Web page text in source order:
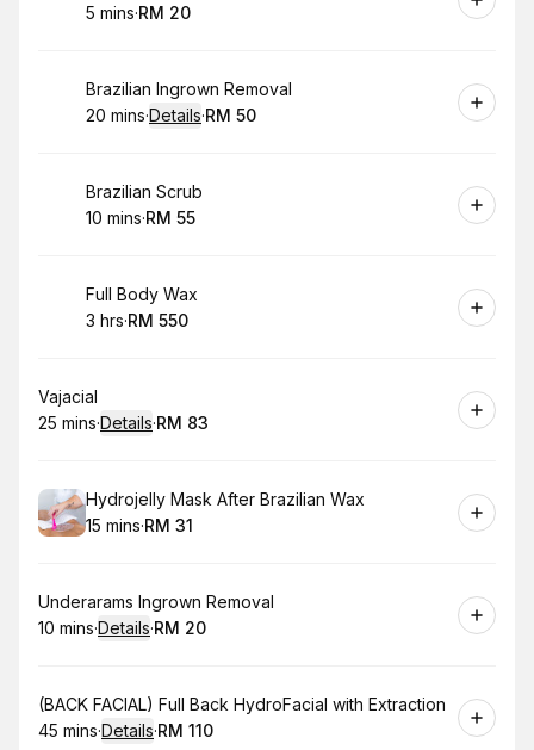
. Duration:
5 mins·
.Price
RM 20
Book
Brazilian Ingrown Removal
.Duration:
20 mins·Details·
.Price
RM 50
Book
Brazilian Scrub
.Duration :
10 mins·
.Price
RM 55
Book
Full Body Wax
. Duration:
3 hrs·
.Price:
RM 550
Book
Vajacial
.Duration:
25 mins·Details·
.Price
RM 83
Book
Hydrojelly Mask After Brazilian Wax
.Duration :
15 mins·
.Price
RM 31
Book
Underarams Ingrown Removal
.Duration:
10 mins·Details·
.Price
RM 20
Book
(BACK FACIAL) Full Back HydroFacial with Extraction
.Duration:
45 mins·Details·
.Price
RM 110